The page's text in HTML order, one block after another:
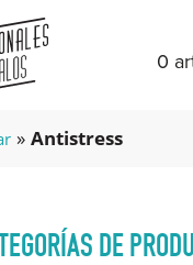
0
» Antistress
DE